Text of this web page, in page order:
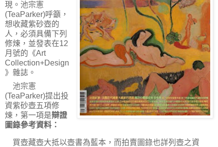
現。池宗憲
(TeaParker)呼籲，
想收藏紫砂壺的
人，必須具備下列
修煉，並發表在12
月號的《Art
Collection+Design
》雜誌。
池宗憲
(TeaParker)提出投
資紫砂壺五項修
煉，第一項是辯證
圖錄參考資料：
買壺藏壺大抵以壺書為藍本，而拍賣圖錄也詳列壺之資